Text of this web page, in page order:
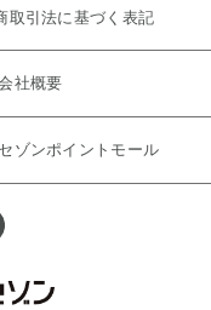
取引法に基づく表記
社概要
セゾンポイントモール